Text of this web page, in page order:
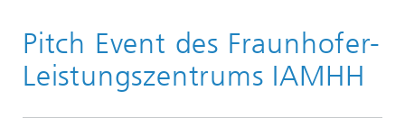
Presse/Medien
Pitch Event des Fraunhofer-
Leistungszentrums IAMHH